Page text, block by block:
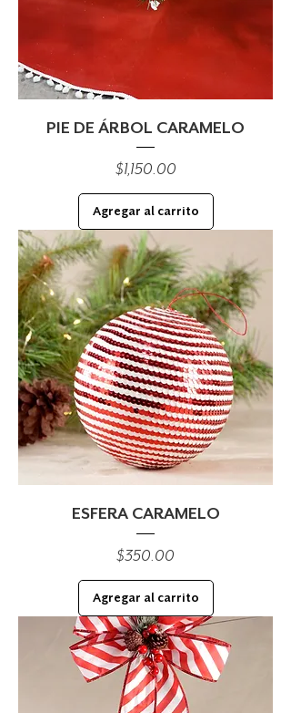
PIE DE ÁRBOL CARAMELO
Precio
$1,150.00
Agregar al carrito
ESFERA CARAMELO
Precio
$350.00
Agregar al carrito